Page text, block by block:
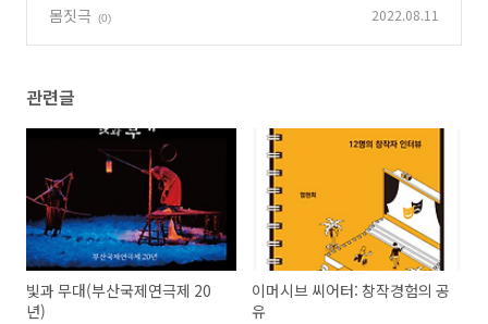
몸짓극 (0) 2022.08.11
관련글
빛과 무대(부산국제연극제 20
년)
이머시브 씨어터: 창작경험의 공
유